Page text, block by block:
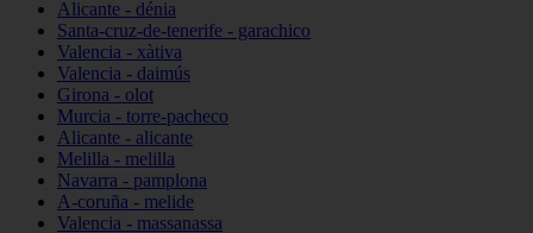
Alicante - dénia
Santa-cruz-de-tenerife - garachico
Valencia - xàtiva
Valencia - daimús
Girona - olot
Murcia - torre-pacheco
Alicante - alicante
Melilla - melilla
Navarra - pamplona
A-coruña - melide
Valencia - massanassa